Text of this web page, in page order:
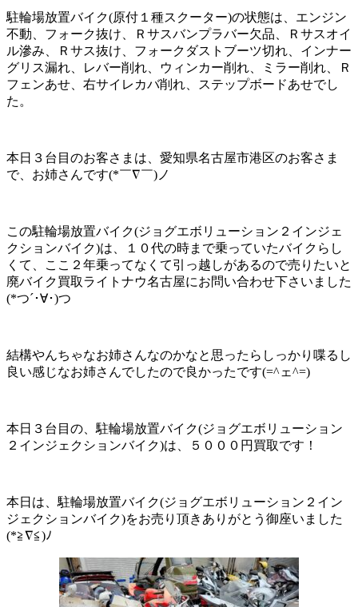
駐輪場放置バイク(原付１種スクーター)の状態は、エンジン
不動、フォーク抜け、Ｒサスバンプラバー欠品、Ｒサスオイ
ル滲み、Ｒサス抜け、フォークダストブーツ切れ、インナー
グリス漏れ、レバー削れ、ウィンカー削れ、ミラー削れ、Ｒ
フェンあせ、右サイレカバ削れ、ステップボードあせでし
た。
本日３台目のお客さまは、愛知県名古屋市港区のお客さま
で、お姉さんです(*￣∇￣)ノ
この駐輪場放置バイク(ジョグエボリューション２インジェ
クションバイク)は、１０代の時まで乗っていたバイクらし
くて、ここ２年乗ってなくて引っ越しがあるので売りたいと
廃バイク買取ライトナウ名古屋にお問い合わせ下さいました
(*つ´･∀･)つ
結構やんちゃなお姉さんなのかなと思ったらしっかり喋るし
良い感じなお姉さんでしたので良かったです(=^ェ^=)
本日３台目の、駐輪場放置バイク(ジョグエボリューション
２インジェクションバイク)は、５０００円買取です！
本日は、駐輪場放置バイク(ジョグエボリューション２イン
ジェクションバイク)をお売り頂きありがとう御座いました
(*≧∇≦)ﾉ